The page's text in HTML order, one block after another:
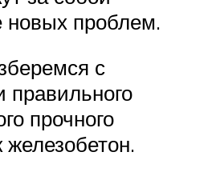
новых проблем.
с
правильного
прочного
железобетон.